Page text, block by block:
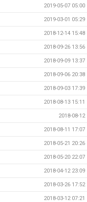
2019-05-07 05:00
2019-03-01 05:29
2018-12-14 15:48
2018-09-26 13:56
2018-09-09 13:37
2018-09-06 20:38
2018-09-03 17:39
2018-08-13 15:11
2018-08-12
2018-08-11 17:07
2018-05-21 20:26
2018-05-20 22:07
2018-04-12 23:09
2018-03-26 17:52
2018-03-12 07:21